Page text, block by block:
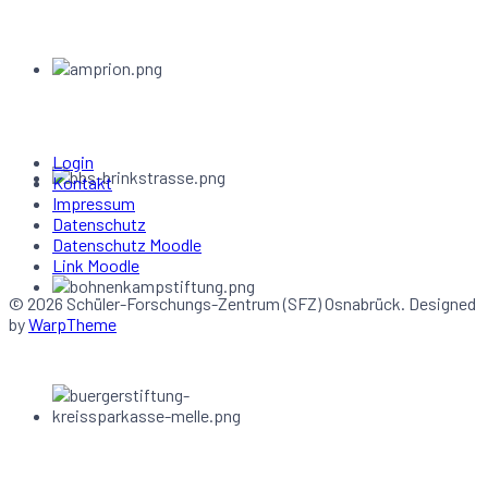
Login
Kontakt
Impressum
Datenschutz
Datenschutz Moodle
Link Moodle
© 2026 Schüler-Forschungs-Zentrum (SFZ) Osnabrück. Designed
byWarpTheme